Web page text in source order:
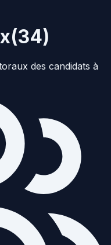
(34)
des candidats à